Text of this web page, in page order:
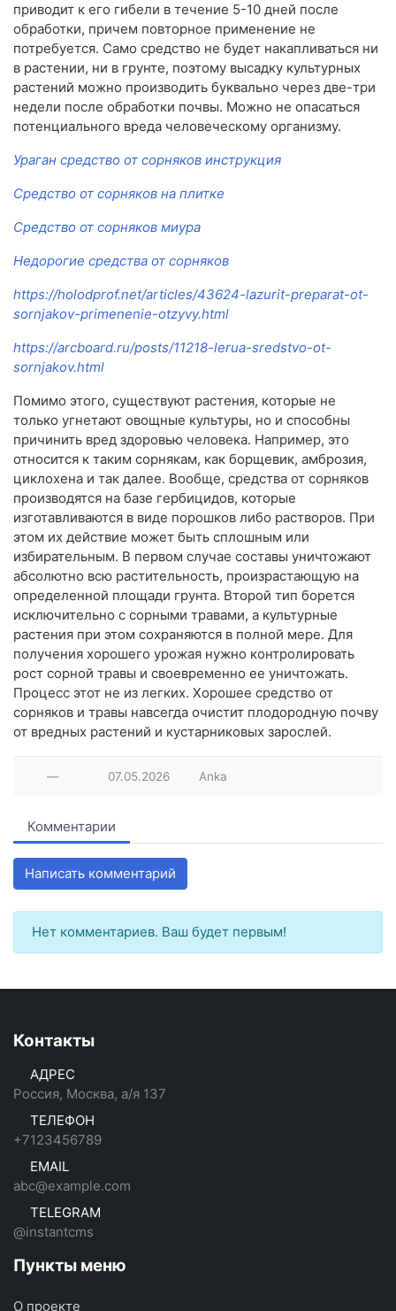
приводит к его гибели в течение 5-10 дней после
обработки, причем повторное применение не
потребуется. Само средство не будет накапливаться ни
в растении, ни в грунте, поэтому высадку культурных
растений можно производить буквально через две-три
недели после обработки почвы. Можно не опасаться
потенциального вреда человеческому организму.
Ураган средство от сорняков инструкция
Средство от сорняков на плитке
Средство от сорняков миура
Недорогие средства от сорняков
https://holodprof.net/articles/43624-lazurit-preparat-ot-
sornjakov-primenenie-otzyvy.html
https://arcboard.ru/posts/11218-lerua-sredstvo-ot-
sornjakov.html
Помимо этого, существуют растения, которые не
только угнетают овощные культуры, но и способны
причинить вред здоровью человека. Например, это
относится к таким сорнякам, как борщевик, амброзия,
циклохена и так далее. Вообще, средства от сорняков
производятся на базе гербицидов, которые
изготавливаются в виде порошков либо растворов. При
этом их действие может быть сплошным или
избирательным. В первом случае составы уничтожают
абсолютно всю растительность, произрастающую на
определенной площади грунта. Второй тип борется
исключительно с сорными травами, а культурные
растения при этом сохраняются в полной мере. Для
получения хорошего урожая нужно контролировать
рост сорной травы и своевременно ее уничтожать.
Процесс этот не из легких. Хорошее средство от
сорняков и травы навсегда очистит плодородную почву
от вредных растений и кустарниковых зарослей.
— 07.05.2026 Anka
Комментарии
Написать комментарий
Нет комментариев. Ваш будет первым!
Контакты
АДРЕС
Россия, Москва, а/я 137
ТЕЛЕФОН
+7123456789
EMAIL
abc@example.com
TELEGRAM
@instantcms
Пункты меню
О проекте